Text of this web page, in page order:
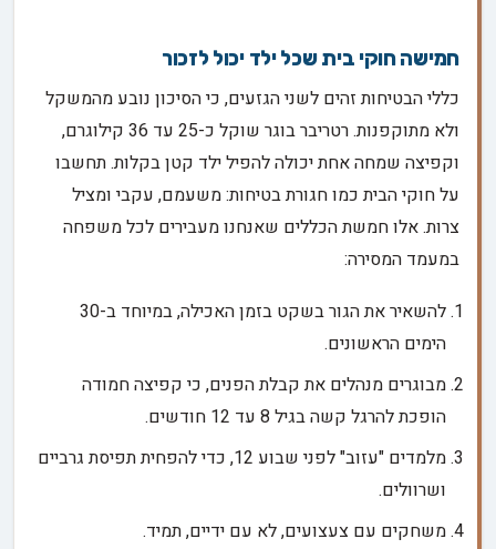
חמישה חוקי בית שכל ילד יכול לזכור
כללי הבטיחות זהים לשני הגזעים, כי הסיכון נובע מהמשקל
ולא מתוקפנות. רטריבר בוגר שוקל כ-25 עד 36 קילוגרם,
וקפיצה שמחה אחת יכולה להפיל ילד קטן בקלות. תחשבו
על חוקי הבית כמו חגורת בטיחות: משעמם, עקבי ומציל
צרות. אלו חמשת הכללים שאנחנו מעבירים לכל משפחה
במעמד המסירה:
להשאיר את הגור בשקט בזמן האכילה, במיוחד ב-30
הימים הראשונים.
מבוגרים מנהלים את קבלת הפנים, כי קפיצה חמודה
הופכת להרגל קשה בגיל 8 עד 12 חודשים.
מלמדים "עזוב" לפני שבוע 12, כדי להפחית תפיסת גרביים
ושרוולים.
משחקים עם צעצועים, לא עם ידיים, תמיד.